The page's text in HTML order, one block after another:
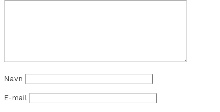
Navn
E-mail